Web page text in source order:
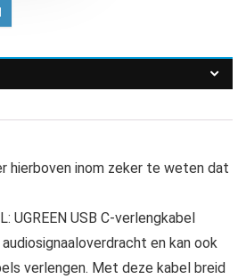
hierboven inom zeker te weten dat
UGREEN USB C-verlengkabel
en kan ook
verlengen. Met deze kabel breid